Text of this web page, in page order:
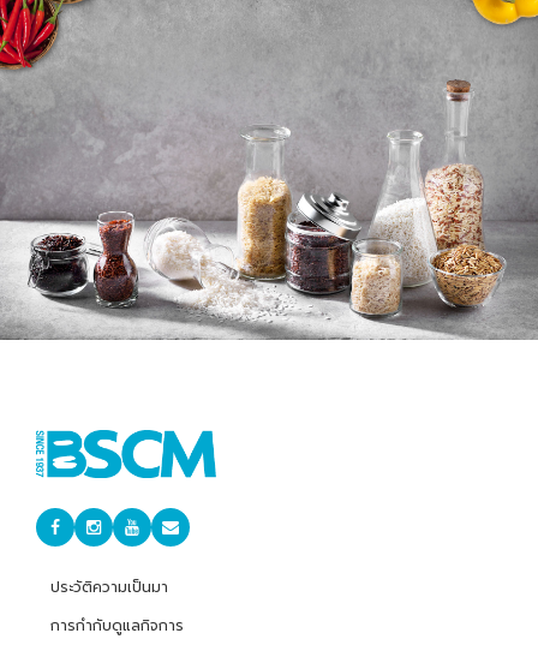
ประวัติความเป็นมา
การกำกับดูแลกิจการ